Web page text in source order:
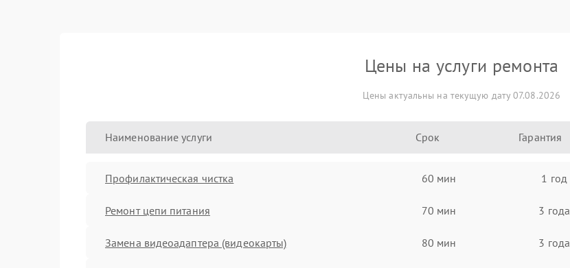
Цены на услуги ремонта
Цены актуальны на текущую дату 07.08.2026
Наименование услуги Срок Гарантия
Профилактическая чистка 60 мин 1 год
Ремонт цепи питания 70 мин 3 года
Замена видеоадаптера (видеокарты) 80 мин 3 года